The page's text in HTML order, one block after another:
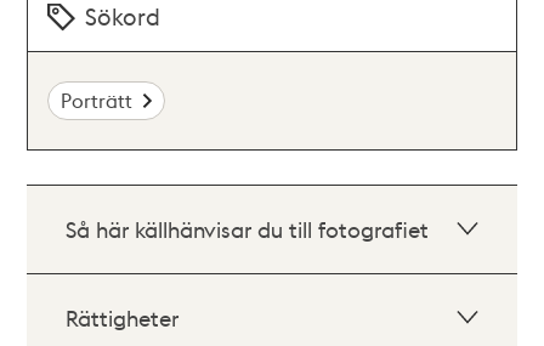
Sökord
Porträtt
Så här källhänvisar du till fotografiet
Rättigheter